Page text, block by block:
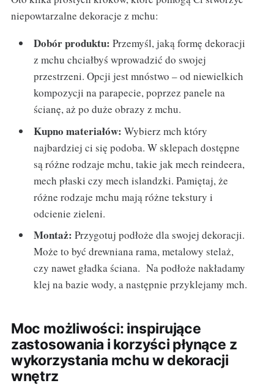
niepowtarzalne dekoracje z mchu:
Dobór produktu: Przemyśl, jaką formę dekoracji
z mchu chciałbyś wprowadzić do swojej
przestrzeni. Opcji jest mnóstwo – od niewielkich
kompozycji na parapecie, poprzez panele na
ścianę, aż po duże obrazy z mchu.
Kupno materiałów: Wybierz mch który
najbardziej ci się podoba. W sklepach dostępne
są różne rodzaje mchu, takie jak mech reindeera,
mech płaski czy mech islandzki. Pamiętaj, że
różne rodzaje mchu mają różne tekstury i
odcienie zieleni.
Montaż: Przygotuj podłoże dla swojej dekoracji.
Może to być drewniana rama, metalowy stelaż,
czy nawet gładka ściana. Na podłoże nakładamy
klej na bazie wody, a następnie przyklejamy mch.
Moc możliwości: inspirujące
zastosowania i korzyści płynące z
wykorzystania mchu w dekoracji
wnętrz